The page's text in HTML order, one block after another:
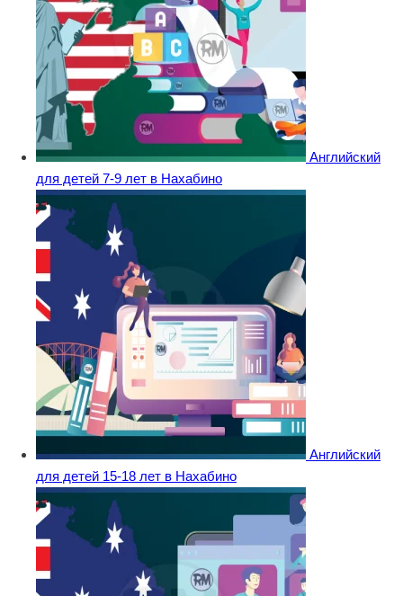
Английский
для детей 7-9 лет в Нахабино
Английский
для детей 15-18 лет в Нахабино